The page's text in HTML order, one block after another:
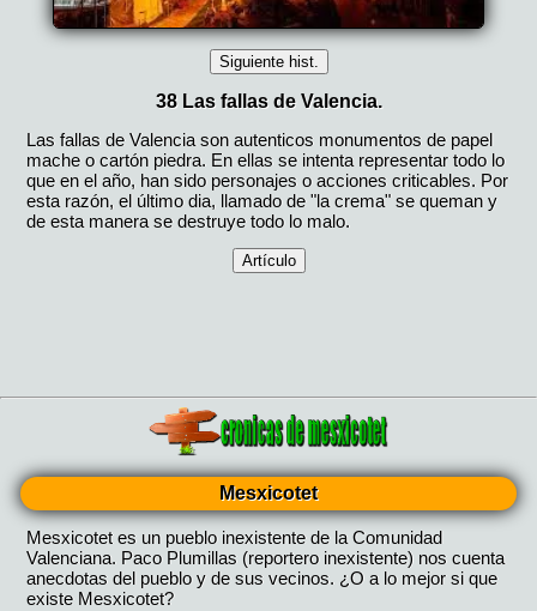
Mesxicotet
Mesxicotet es un pueblo inexistente de la Comunidad
Valenciana. Paco Plumillas (reportero inexistente) nos cuenta
anecdotas del pueblo y de sus vecinos. ¿O a lo mejor si que
existe Mesxicotet?